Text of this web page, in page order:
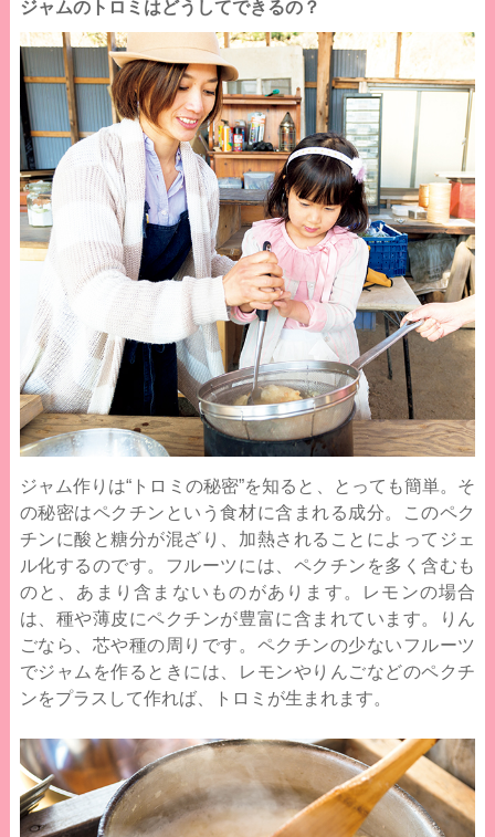
ジャムのトロミはどうしてできるの？
ジャム作りは“トロミの秘密”を知ると、とっても簡単。そ
の秘密はペクチンという食材に含まれる成分。このペク
チンに酸と糖分が混ざり、加熱されることによってジェ
ル化するのです。フルーツには、ペクチンを多く含むも
のと、あまり含まないものがあります。レモンの場合
は、種や薄皮にペクチンが豊富に含まれています。りん
ごなら、芯や種の周りです。ペクチンの少ないフルーツ
でジャムを作るときには、レモンやりんごなどのペクチ
ンをプラスして作れば、トロミが生まれます。